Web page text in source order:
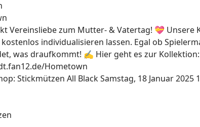
Vereinsliebe zum Mutter- & Vatertag! 💝
individualisieren lassen. Egal ob
was draufkommt! ✍ Hier geht es zur
Hometown
Stickmützen All BlackSamstag, 18 Januar 2025